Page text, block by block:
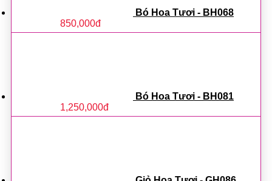
Bó Hoa Tươi - BH068
850,000đ
Bó Hoa Tươi - BH081
1,250,000đ